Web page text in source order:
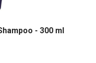
- 300 ml